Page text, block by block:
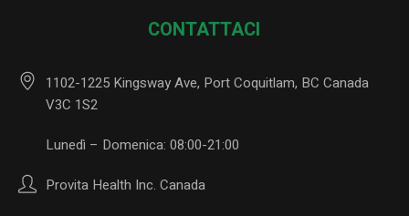
CONTATTACI
1102-1225 Kingsway Ave, Port Coquitlam, BC Canada
V3C 1S2
Lunedì – Domenica: 08:00-21:00
Provita Health Inc. Canada